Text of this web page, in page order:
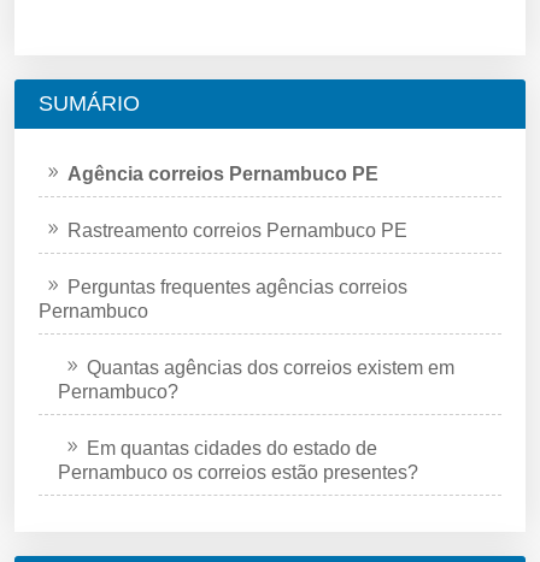
SUMÁRIO
Agência correios Pernambuco PE
Rastreamento correios Pernambuco PE
Perguntas frequentes agências correios
Pernambuco
Quantas agências dos correios existem em
Pernambuco?
Em quantas cidades do estado de
Pernambuco os correios estão presentes?